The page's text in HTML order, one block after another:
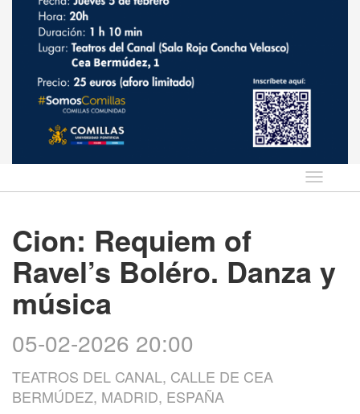
Idioma
Cion: Requiem of
Ravel’s Boléro. Danza y
música
05-02-2026 20:00
TEATROS DEL CANAL, CALLE DE CEA
BERMÚDEZ, MADRID, ESPAÑA